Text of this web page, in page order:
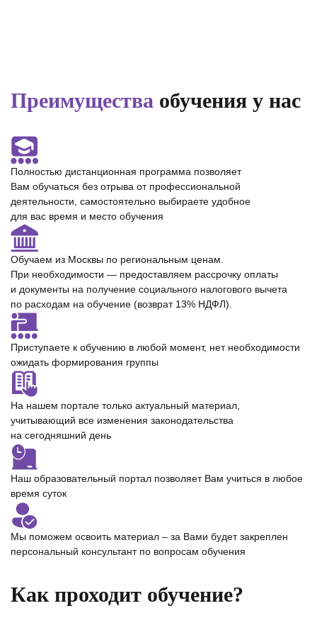
Преимущества обучения у нас
Полностью дистанционная программа позволяет
Вам обучаться без отрыва от профессиональной
деятельности, самостоятельно выбираете удобное
для вас время и место обучения
Обучаем из Москвы по региональным ценам.
При необходимости — предоставляем рассрочку оплаты
и документы на получение cоциального налогового вычета
по расходам на обучение (возврат 13% НДФЛ).
Приступаете к обучению в любой момент, нет необходимости
ожидать формирования группы
На нашем портале только актуальный материал
учитывающий все изменения законодательства
на сегодняшний день
Наш образовательный портал позволяет Вам учиться в любое
время суток
Мы поможем освоить материал – за Вами будет закреплен
персональный консультантпо вопросам обучения
Как проходит обучение?